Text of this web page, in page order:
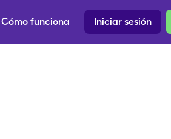
Iniciar sesión
Cómo funciona